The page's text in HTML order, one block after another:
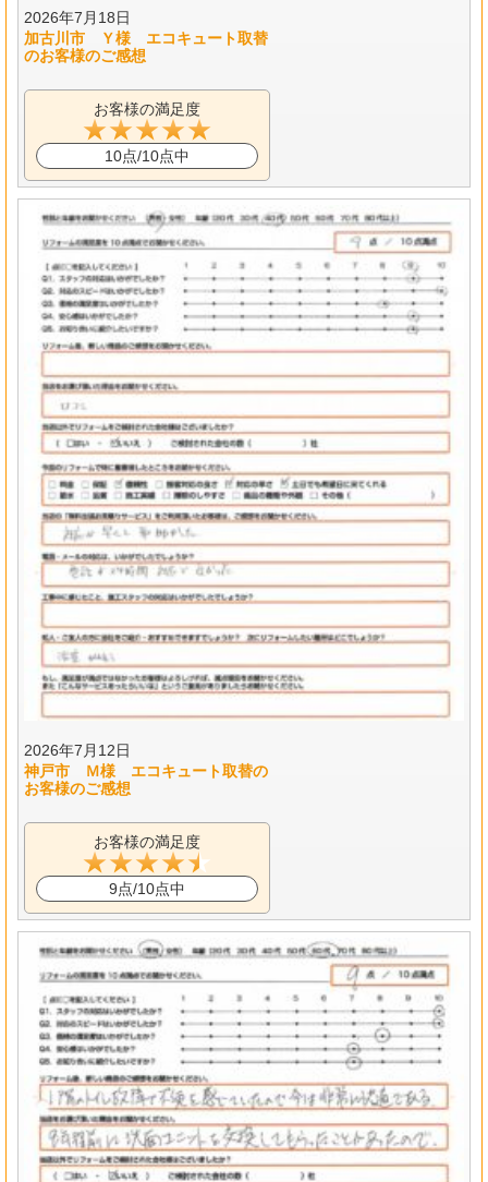
2026年7月18日
加古川市 Ｙ様 エコキュート取替
のお客様のご感想
お客様の満足度
10点/10点中
2026年7月12日
神戸市 Ｍ様 エコキュート取替の
お客様のご感想
お客様の満足度
9点/10点中